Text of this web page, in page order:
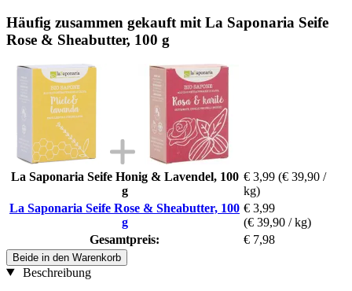
Häufig zusammen gekauft mit La Saponaria Seife
Rose & Sheabutter, 100 g
La Saponaria Seife Honig & Lavendel, 100
g
€ 3,99 (€ 39,90 /
kg)
La Saponaria Seife Rose & Sheabutter, 100
g
€ 3,99
(€ 39,90 / kg)
Gesamtpreis:
€ 7,98
Beide in den Warenkorb
Beschreibung